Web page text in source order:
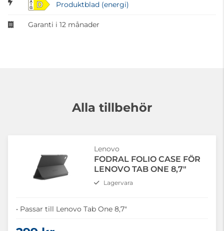
D Produktblad (energi)
Garanti i 12 månader
Alla tillbehör
Lenovo
FODRAL FOLIO CASE FÖR
LENOVO TAB ONE 8,7"
Lagervara
• Passar till Lenovo Tab One 8,7"